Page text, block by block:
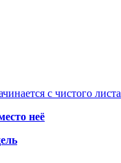
с чистого листа
неё